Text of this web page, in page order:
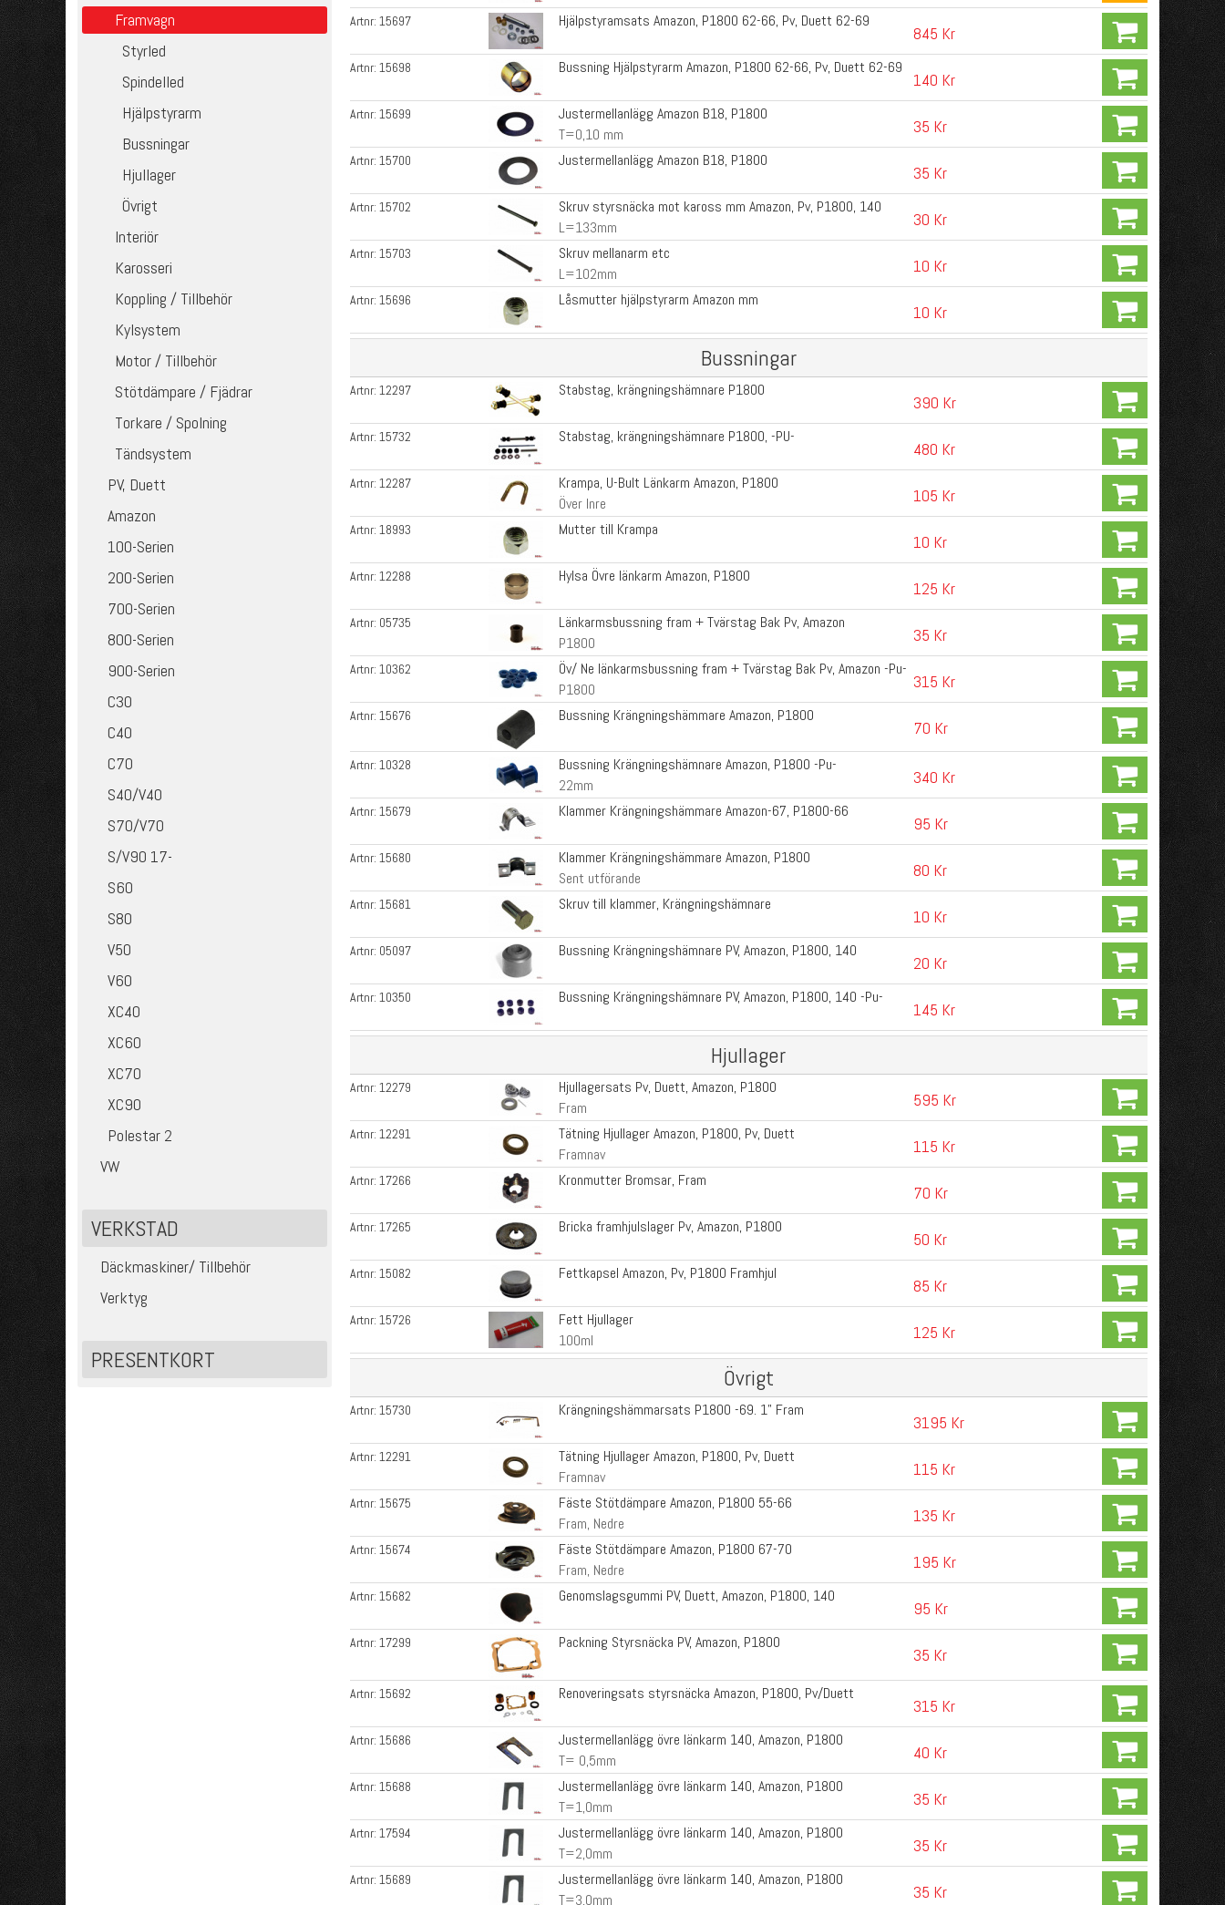
Framvagn
Styrled
Spindelled
Hjälpstyrarm
Bussningar
Hjullager
Övrigt
Interiör
Karosseri
Koppling / Tillbehör
Kylsystem
Motor / Tillbehör
Stötdämpare / Fjädrar
Torkare / Spolning
Tändsystem
PV, Duett
Amazon
100-Serien
200-Serien
700-Serien
800-Serien
900-Serien
C30
C40
C70
S40/V40
S70/V70
S/V90 17-
S60
S80
V50
V60
XC40
XC60
XC70
XC90
Polestar 2
VW
VERKSTAD
Däckmaskiner/ Tillbehör
Verktyg
PRESENTKORT
Artnr:15697 Hjälpstyramsats Amazon, P1800 62-66, Pv, Duett 62-69
845 Kr
Artnr:15698 Bussning Hjälpstyrarm Amazon, P1800 62-66, Pv, Duett 62-69
140 Kr
Artnr:15699
Justermellanlägg Amazon B18, P1800
T=0,10 mm
35 Kr
Artnr:15700 Justermellanlägg Amazon B18, P1800
35 Kr
Artnr:15702
Skruv styrsnäcka mot kaross mm Amazon, Pv, P1800, 140
L=133mm
30 Kr
Artnr:15703
Skruv mellanarm etc
L=102mm
10 Kr
Artnr:15696 Låsmutter hjälpstyrarm Amazon mm
10 Kr
Bussningar
Artnr:12297 Stabstag, krängningshämnare P1800
390 Kr
Artnr:15732 Stabstag, krängningshämnare P1800, -PU-
480 Kr
Artnr:12287
Krampa, U-Bult Länkarm Amazon, P1800
Över Inre
105 Kr
Artnr:18993 Mutter till Krampa
10 Kr
Artnr:12288 Hylsa Övre länkarm Amazon, P1800
125 Kr
Artnr: 05735
Länkarmsbussning fram + Tvärstag Bak Pv, Amazon
P1800
35 Kr
Artnr:10362
Öv/ Ne länkarmsbussning fram + Tvärstag Bak Pv, Amazon -Pu-
P1800
315 Kr
Artnr:15676 Bussning Krängningshämmare Amazon, P1800
70 Kr
Artnr:10328
Bussning Krängningshämnare Amazon, P1800 -Pu-
22mm
340 Kr
Artnr:15679 Klammer Krängningshämmare Amazon-67, P1800-66
95 Kr
Artnr:15680
Klammer Krängningshämmare Amazon, P1800
Sent utförande
80 Kr
Artnr:15681 Skruv till klammer, Krängningshämnare
10 Kr
Artnr: 05097 Bussning Krängningshämnare PV, Amazon, P1800, 140
20 Kr
Artnr:10350 Bussning Krängningshämnare PV, Amazon, P1800, 140 -Pu-
145 Kr
Hjullager
Artnr:12279
Hjullagersats Pv, Duett, Amazon, P1800
Fram
595 Kr
Artnr:12291
Tätning Hjullager Amazon, P1800, Pv, Duett
Framnav
115 Kr
Artnr:17266 Kronmutter Bromsar, Fram
70 Kr
Artnr:17265 Bricka framhjulslager Pv, Amazon, P1800
50 Kr
Artnr:15082 Fettkapsel Amazon, Pv, P1800 Framhjul
85 Kr
Artnr:15726
Fett Hjullager
100ml
125 Kr
Övrigt
Artnr:15730 Krängningshämmarsats P1800 -69. 1" Fram
3195 Kr
Artnr:12291
Tätning Hjullager Amazon, P1800, Pv, Duett
Framnav
115 Kr
Artnr:15675
Fäste Stötdämpare Amazon, P1800 55-66
Fram, Nedre
135 Kr
Artnr:15674
Fäste Stötdämpare Amazon, P1800 67-70
Fram, Nedre
195 Kr
Artnr:15682 Genomslagsgummi PV, Duett, Amazon, P1800, 140
95 Kr
Artnr:17299 Packning Styrsnäcka PV, Amazon, P1800
35 Kr
Artnr:15692 Renoveringsats styrsnäcka Amazon, P1800, Pv/Duett
315 Kr
Artnr:15686
Justermellanlägg övre länkarm 140, Amazon, P1800
T= 0,5mm
40 Kr
Artnr:15688
Justermellanlägg övre länkarm 140, Amazon, P1800
T=1,0mm
35 Kr
Artnr:17594
Justermellanlägg övre länkarm 140, Amazon, P1800
T=2,0mm
35 Kr
Artnr:15689
Justermellanlägg övre länkarm 140, Amazon, P1800
T=3,0mm
35 Kr